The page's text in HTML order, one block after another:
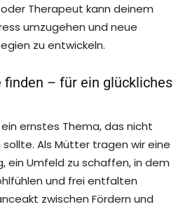
Therapeut kann deinem
umzugehen und neue
zu entwickeln.
finden – für ein glückliches
ernstes Thema, das nicht
Als Mütter tragen wir eine
ein Umfeld zu schaffen, in dem
und frei entfalten
zwischen Fördern und